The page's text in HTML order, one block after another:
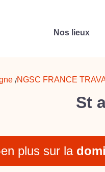
Nos lieux
/NGSC FRANCE
St
plus sur la